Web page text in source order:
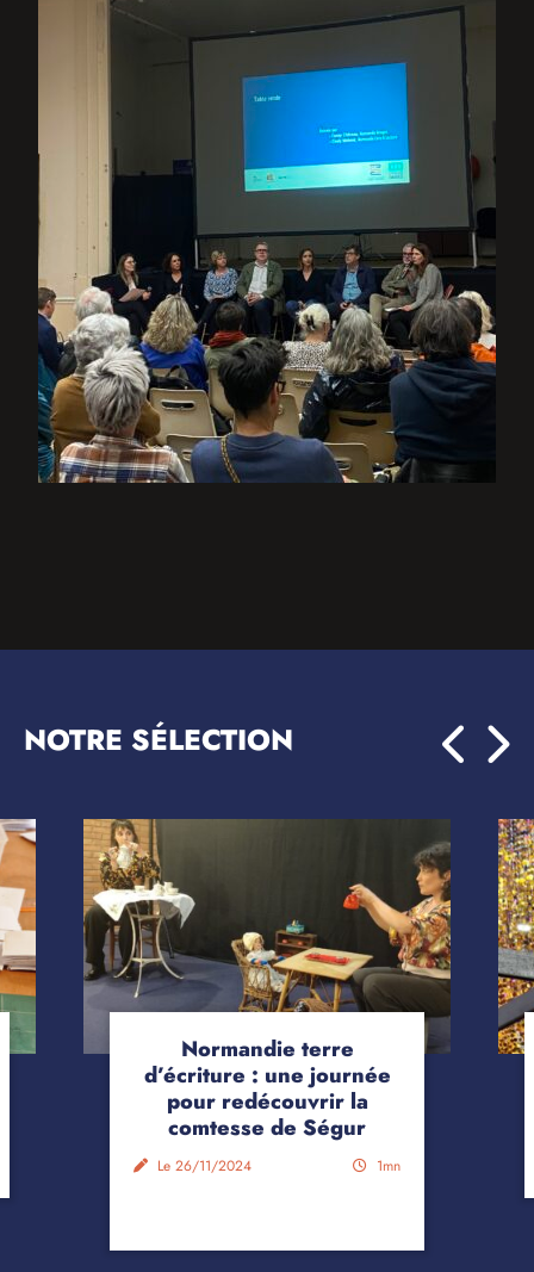
NOTRE SÉLECTION
Normandie terre
d’écriture : une journée
pour redécouvrir la
comtesse de Ségur
Le 26/11/2024 1mn